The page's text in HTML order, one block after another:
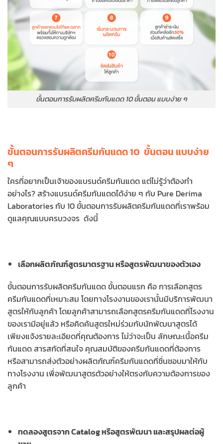
ขั้นตอนการรับผลิตครีมกันแดด 10 ขั้นตอน แบบง่าย ๆ
ขั้นตอนการรับผลิตครีมกันแดด 10 ขั้นตอน แบบง่าย
ๆ
ใครที่อยากเป็นเจ้าของแบรนด์ครีมกันแดด แต่ไม่รู้ว่าต้องทำ
อย่างไร? สร้างแบรนด์ครีมกันแดดได้ง่าย ๆ กับ Pure Derima
Laboratories กับ 10 ขั้นตอนการรับผลิตครีมกันแดดที่เราพร้อม
ดูแลคุณแบบครบวงจร ดังนี้
เลือกผลิตภัณฑ์สูตรมาตรฐาน หรือสูตรพัฒนาของตัวเอง
ขั้นตอนการรับผลิตครีมกันแดด ขั้นตอนแรก คือ การเลือกสูตร
ครีมกันแดดที่เหมาะสม โดยทางโรงงานของเรานั้นมีบริการพัฒนา
สูตรให้กับลูกค้า โดยลูกค้าสามารถเลือกสูตรครีมกันแดดที่โรงงาน
ของเรามีอยู่แล้ว หรือคิดค้นสูตรใหม่ร่วมกับนักพัฒนาสูตรได้
เพียงแจ้งรายละเอียดที่คุณต้องการ ไม่ว่าจะเป็น ลักษณะเนื้อครีม
กันแดด สารสกัดที่สนใจ คุณสมบัติของครีมกันแดดที่ต้องการ
หรือสามารถส่งตัวอย่างผลิตภัณฑ์ครีมกันแดดที่ชื่นชอบมาให้กับ
ทางโรงงาน เพื่อพัฒนาสูตรตัวอย่างให้ตรงกับความต้องการของ
ลูกค้า
ทดลองสูตรจาก Catalog หรือสูตรพัฒนา และสรุปผลต่อผู้